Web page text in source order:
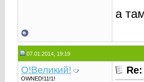
а
07.01.2014, 19:19
О!Великий!
OWNED!11!1!